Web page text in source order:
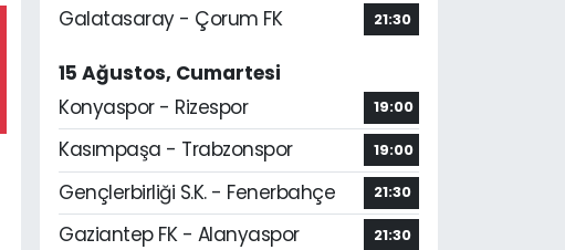
Galatasaray - Çorum FK
21:30
15 Ağustos, Cumartesi
Konyaspor - Rizespor
19:00
Kasımpaşa - Trabzonspor 19:00
Gençlerbirliği S.K. - Fenerbahçe 21:30
Gaziantep FK - Alanyaspor 21:30